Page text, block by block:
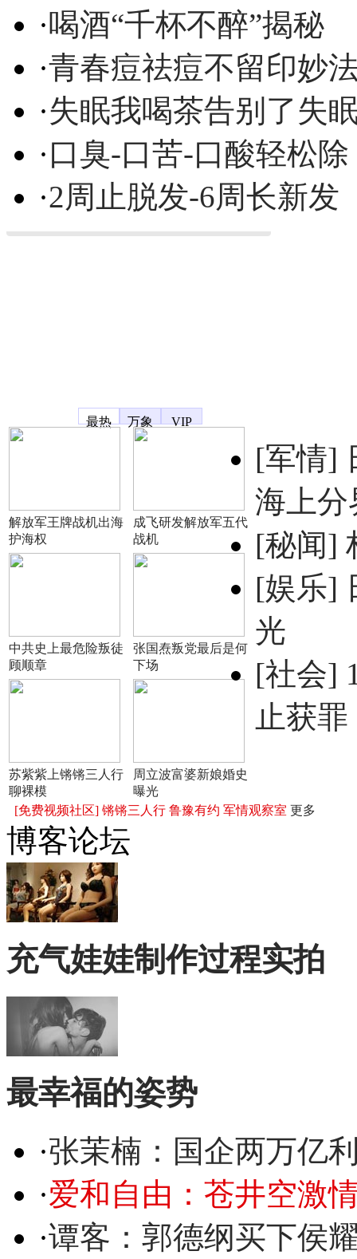
·喝酒“千杯不醉”揭秘
·青春痘祛痘不留印妙
·失眠我喝茶告别了失
·口臭-口苦-口酸轻松除
·2周止脱发-6周长新发
最热
万象 VIP
解放军王牌战机出海
护海权
成飞研发解放军五代
战机
中共史上最危险叛徒
顾顺章
张国焘叛党最后是何
下场
苏紫紫上锵锵三人行
聊裸模
周立波富婆新娘婚史
曝光
[军情]
海上分
[秘闻]
[娱乐]
光
[社会]
止获罪
[免费视频社区] 锵锵三人行 鲁豫有约 军情观察室 更多
博客论坛
充气娃娃制作过程实拍
最幸福的姿势
·张茉楠：国企两万亿
·爱和自由：苍井空激
·谭客：郭德纲买下侯